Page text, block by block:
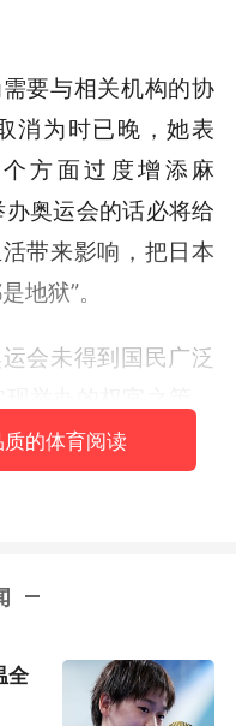
要与相关机构的协
消为时已晚，她表
方面过度增添麻
奥运会的话必将给
带来影响，把日本
地狱”。
会未得到国民广泛
民安全的，与国民
地表示：“本想（为
，认为“肤浅”。对于
，她表示：“我认为
的体育阅读
全